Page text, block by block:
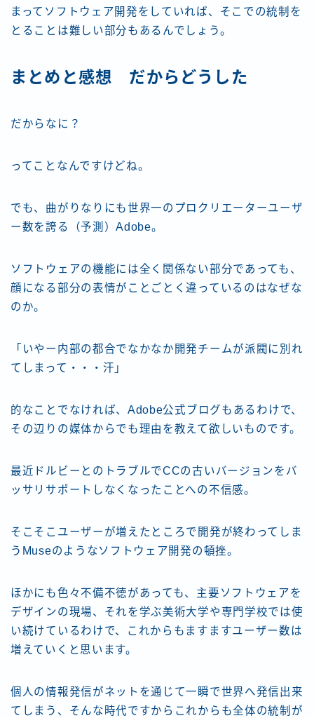
まってソフトウェア開発をしていれば、そこでの統制を
とることは難しい部分もあるんでしょう。
まとめと感想 だからどうした
だからなに？
ってことなんですけどね。
でも、曲がりなりにも世界一のプロクリエーターユーザ
ー数を誇る（予測）Adobe。
ソフトウェアの機能には全く関係ない部分であっても、
顔になる部分の表情がことごとく違っているのはなぜな
のか。
「いやー内部の都合でなかなか開発チームが派閥に別れ
てしまって・・・汗」
的なことでなければ、Adobe公式ブログもあるわけで、
その辺りの媒体からでも理由を教えて欲しいものです。
最近ドルビーとのトラブルでCCの古いバージョンをバ
ッサリサポートしなくなったことへの不信感。
そこそこユーザーが増えたところで開発が終わってしま
うMuseのようなソフトウェア開発の頓挫。
ほかにも色々不備不徳があっても、主要ソフトウェアを
デザインの現場、それを学ぶ美術大学や専門学校では使
い続けているわけで、これからもますますユーザー数は
増えていくと思います。
個人の情報発信がネットを通じて一瞬で世界へ発信出来
てしまう、そんな時代ですからこれからも全体の統制が